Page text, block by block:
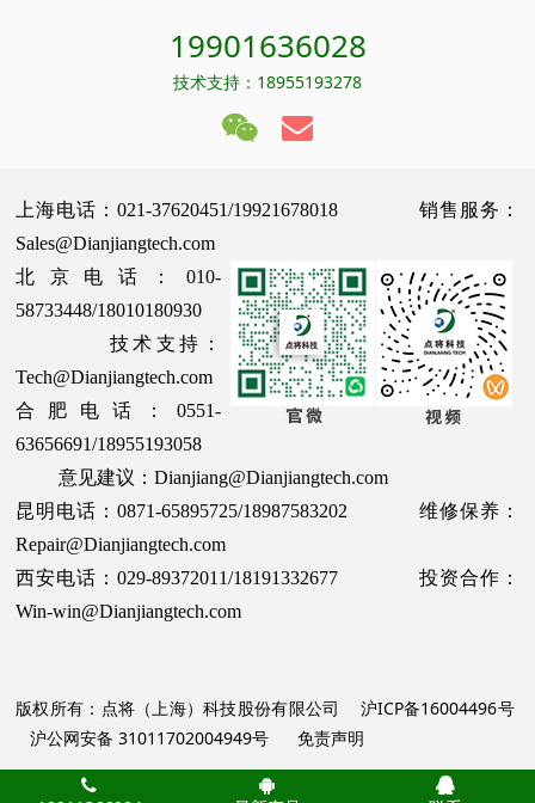
19901636028
技术支持：18955193278
上海电话：021-37620451/19921678018 销售服务：
Sales@Dianjiangtech.com
北京电话：010-
58733448/18010180930
技术支持：
Tech@Dianjiangtech.com
合肥电话：0551-
63656691/18955193058
意见建议：Dianjiang@Dianjiangtech.com
昆明电话：0871-65895725/18987583202 维修保养：
Repair@Dianjiangtech.com
西安电话：029-89372011/18191332677 投资合作：
Win-win@Dianjiangtech.com
版权所有：点将（上海）科技股份有限公司 沪ICP备16004496号
沪公网安备 31011702004949号
免责声明